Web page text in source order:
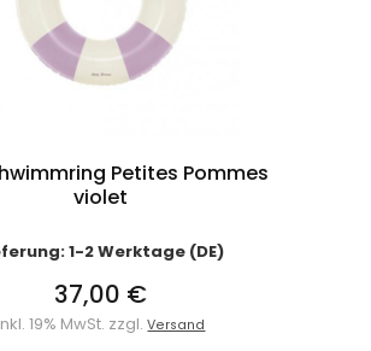
Petites Pommes
violet
1-2 Werktage (DE)
37,00 €
19% MwSt. zzgl.Versand